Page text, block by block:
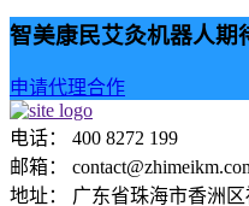
智美康民艾灸机器人期
申请代理合作
电话： 400 8272 199
邮箱：
地址： 广东省珠海市香洲